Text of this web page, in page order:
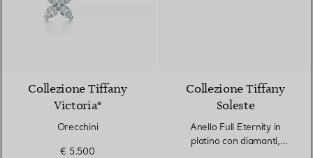
Collezione Tiffany
Victoria®
Orecchini
€ 5.500
Collezione Tiffany
Soleste
Anello Full Eternity in
platino con diamanti,